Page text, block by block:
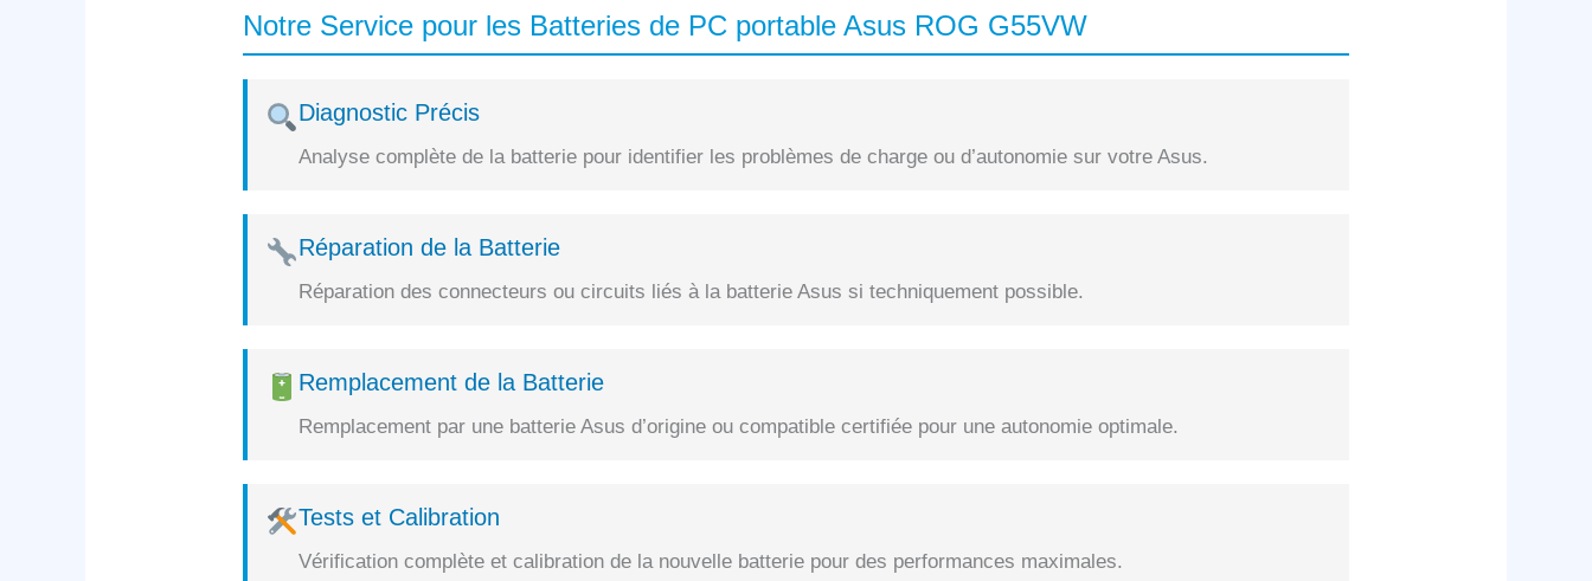
Notre Service pour les Batteries de PC portable Asus ROG G55VW
Diagnostic Précis
Analyse complète de la batterie pour identifier les problèmes de charge ou d’autonomie sur votre Asus.
Réparation de la Batterie
Réparation des connecteurs ou circuits liés à la batterie Asus si techniquement possible.
Remplacement de la Batterie
Remplacement par une batterie Asus d’origine ou compatible certifiée pour une autonomie optimale.
Tests et Calibration
Vérification complète et calibration de la nouvelle batterie pour des performances maximales.